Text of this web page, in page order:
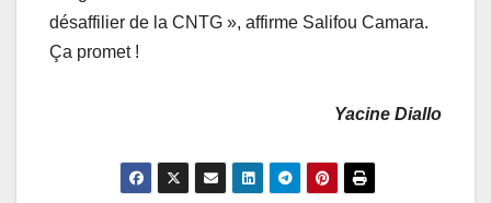
désaffilier de la CNTG », affirme Salifou Camara.
Ça promet !
Yacine Diallo